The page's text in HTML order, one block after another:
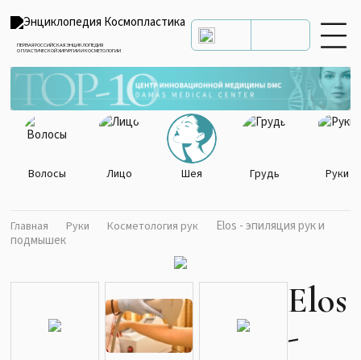
ПЕРВАЯ РОССИЙСКАЯ ЭНЦИКЛОПЕДИЯ
О ПЛАСТИЧЕСКОЙ ХИРУРГИИ И КОСМЕТОЛОГИИ
Волосы Лицо Шея Грудь Руки
Главная Руки Косметология рук
Elos - эпиляция рук и
подмышек
Elos
-